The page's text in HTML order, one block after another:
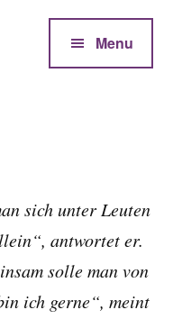
Menu
sich unter Leuten
antwortet er.
solle man von
ich gerne“, meint